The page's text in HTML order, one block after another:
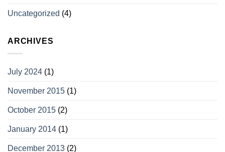
Uncategorized (4)
ARCHIVES
July 2024 (1)
November 2015 (1)
October 2015 (2)
January 2014 (1)
December 2013 (2)